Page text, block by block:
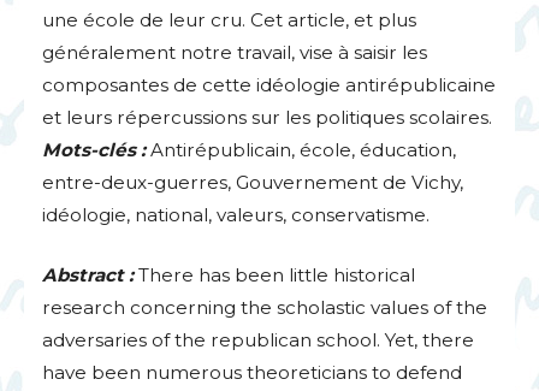
une école de leur cru. Cet article, et plus
généralement notre travail, vise à saisir les
composantes de cette idéologie antirépublicaine
et leurs répercussions sur les politiques scolaires.
Mots-clés : Antirépublicain, école, éducation,
entre-deux-guerres, Gouvernement de Vichy,
idéologie, national, valeurs, conservatisme.
Abstract : There has been little historical
research concerning the scholastic values of the
adversaries of the republican school. Yet, there
have been numerous theoreticians to defend